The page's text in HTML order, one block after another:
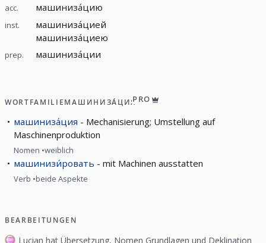
acc. машиниза́цию
inst.
машиниза́цией
машиниза́циею
prep. машиниза́ции
WORTFAMILIEМАШИНИЗА́ЦИЯPRO
машиниза́ция
Mechanisierung; Umstellung auf
Maschinenproduktion
Nomen weiblich
машинизи́ровать mit Machinen ausstatten
Verb beide Aspekte
BEARBEITUNGEN
Lucian hat Übersetzung, Nomen Grundlagen und Deklination